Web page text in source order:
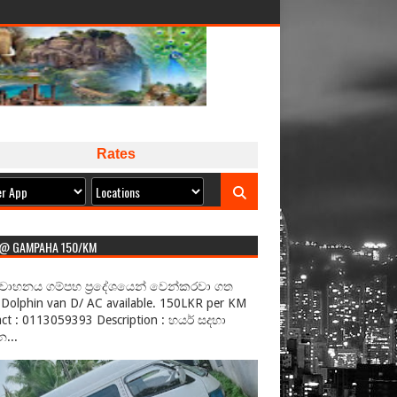
Rates
GAMPAHA 150/KM
ගම්පහ ප්‍රදේශයෙන් වෙන්කරවා ගත
van D/ AC available. 150LKR per KM
: 0113059393 Description : හයර් සදහා